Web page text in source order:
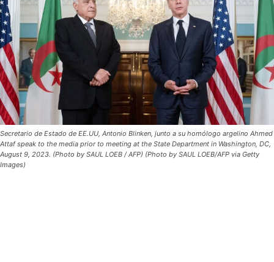
Secretario de Estado de EE.UU, Antonio Blinken, junto a su homólogo argelino Ahmed
Attaf speak to the media prior to meeting at the State Department in Washington, DC,
August 9, 2023. (Photo by SAUL LOEB / AFP) (Photo by SAUL LOEB/AFP via Getty
Images)